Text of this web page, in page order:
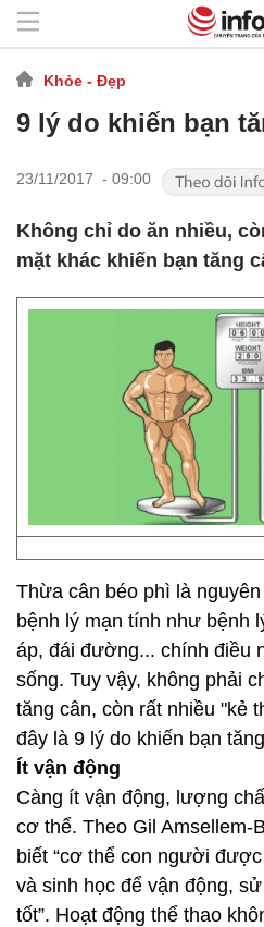
Khỏe - Đẹp
9 lý do khiến bạn
23/11/2017 - 09:00
Không chỉ do ăn nhiều,
mặt khác khiến bạn tăng
Thừa cân béo phì là
bệnh lý mạn tính như bệnh
áp, đái đường... chính điều
sống. Tuy vậy, không phải
tăng cân, còn rất nhiều "kẻ
đây là 9 lý do khiến bạn
Ít vận động
Càng ít vận động, lượng
cơ thể. Theo Gil Amsellem-
biết “cơ thể con người
và sinh học để vận động,
tốt”. Hoạt động thể thao